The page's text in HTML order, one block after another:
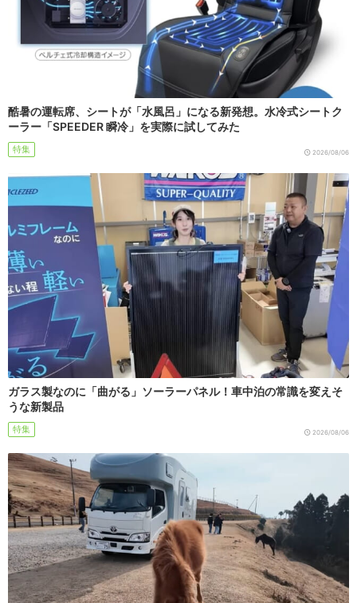
酷暑の運転席、シートが「水風呂」になる新発想。水冷式シートク
ーラー「SPEEDER 瞬冷」を実際に試してみた
特集 2026/08/06
ガラス製なのに「曲がる」ソーラーパネル！車中泊の常識を変えそ
うな新製品
特集 2026/08/06